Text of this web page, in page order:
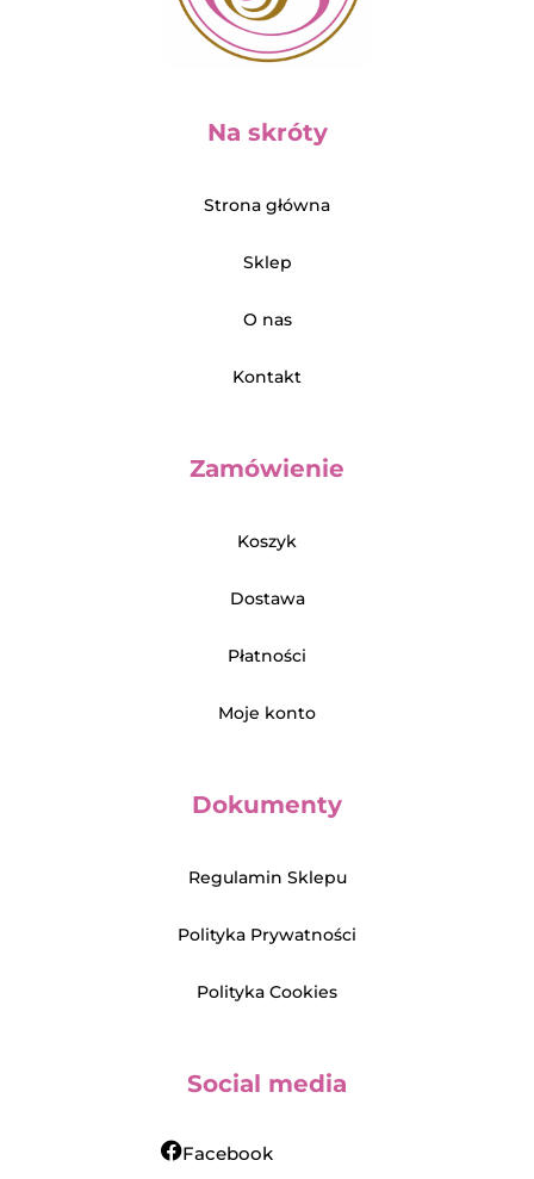
Na skróty
Strona główna
Sklep
O nas
Kontakt
Zamówienie
Koszyk
Dostawa
Płatności
Moje konto
Dokumenty
Regulamin Sklepu
Polityka Prywatności
Polityka Cookies
Social media
Facebook